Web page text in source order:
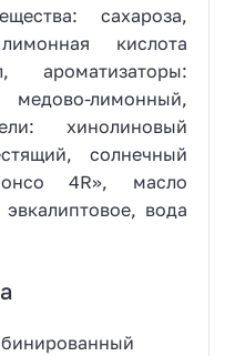
сахароза,
кислота
ароматизаторы:
лимонный,
хинолиновый
солнечный
4R», масло
вода